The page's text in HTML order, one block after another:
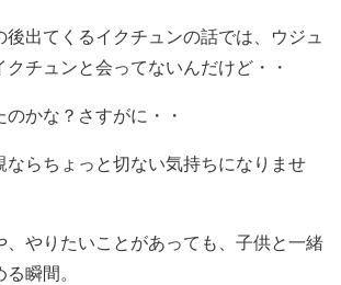
出てくるイクチュンの話では、ウジュ
チュンと会ってないんだけど・・
かな？さすがに・・
ならちょっと切ない気持ちになりませ
、やりたいことがあっても、子供と一緒
瞬間。